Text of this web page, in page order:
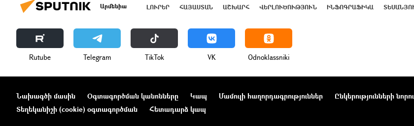
Արմենիա ԼՈՒՐԵՐ ՀԱՅԱՍՏԱՆ ԱՇԽԱՐՀ ՎԵՐԼՈՒԾՈՒԹՅՈՒՆ ԻՆՖՈԳՐԱՖԻԿԱ
Rutube Telegram ТikТоk VK Odnoklassniki
Նախագծի մասին Օգտագործման կանոնները Կապ Մամուլի հաղորդագրություններ Ընկերությունների
Տեղեկանիշի (cookie) օգտագործման
Հետադարձ կապ